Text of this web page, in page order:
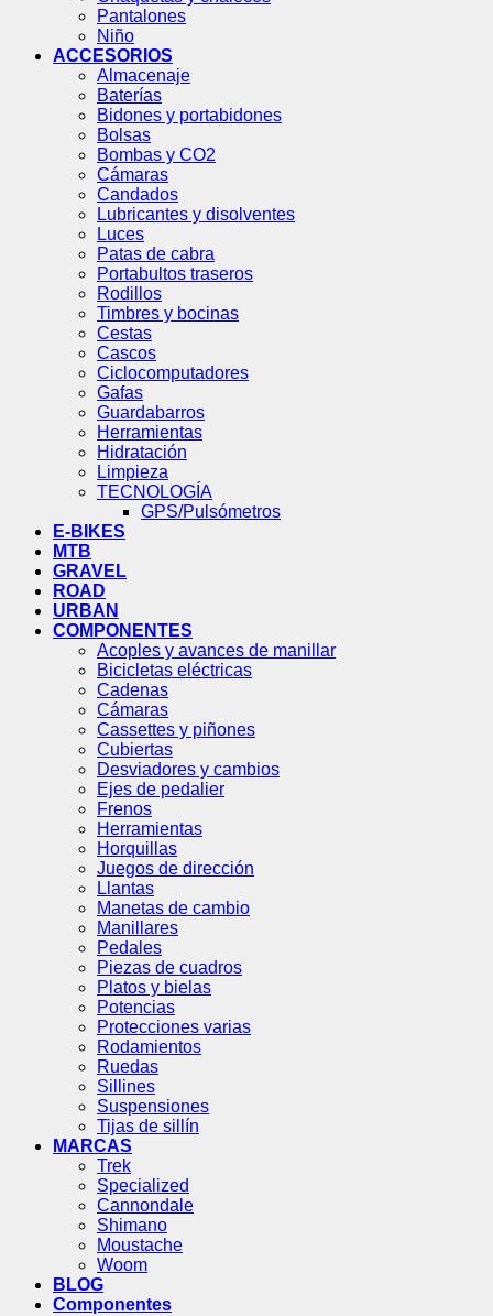
Pantalones
Niño
ACCESORIOS
Almacenaje
Baterías
Bidones y portabidones
Bolsas
Bombas y CO2
Cámaras
Candados
Lubricantes y disolventes
Luces
Patas de cabra
Portabultos traseros
Rodillos
Timbres y bocinas
Cestas
Cascos
Ciclocomputadores
Gafas
Guardabarros
Herramientas
Hidratación
Limpieza
TECNOLOGÍA
GPS/Pulsómetros
E-BIKES
MTB
GRAVEL
ROAD
URBAN
COMPONENTES
Acoples y avances de manillar
Bicicletas eléctricas
Cadenas
Cámaras
Cassettes y piñones
Cubiertas
Desviadores y cambios
Ejes de pedalier
Frenos
Herramientas
Horquillas
Juegos de dirección
Llantas
Manetas de cambio
Manillares
Pedales
Piezas de cuadros
Platos y bielas
Potencias
Protecciones varias
Rodamientos
Ruedas
Sillines
Suspensiones
Tijas de sillín
MARCAS
Trek
Specialized
Cannondale
Shimano
Moustache
Woom
BLOG
Componentes